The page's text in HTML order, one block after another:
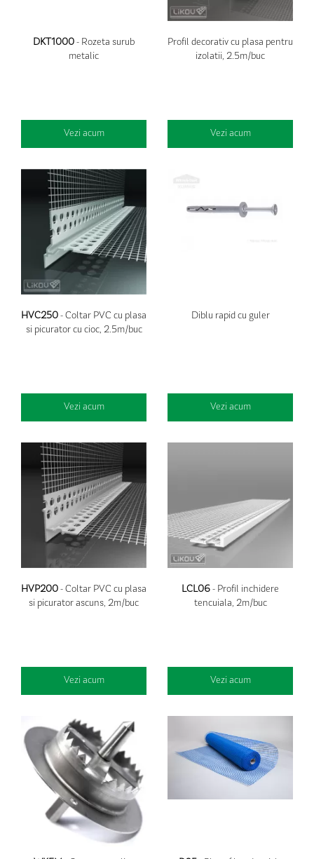
DKT1000 - Rozeta surub
metalic
Vezi acum
Profil decorativ cu plasa pentru
izolatii, 2.5m/buc
Vezi acum
HVC250 - Coltar PVC cu plasa
si picurator cu cioc, 2.5m/buc
Vezi acum
Diblu rapid cu guler
Vezi acum
HVP200 - Coltar PVC cu plasa
si picurator ascuns, 2m/buc
Vezi acum
LCL06 - Profil inchidere
tencuiala, 2m/buc
Vezi acum